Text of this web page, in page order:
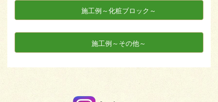
施工例～化粧ブロック～
施工例～その他～